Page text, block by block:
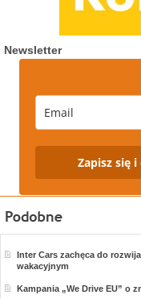
Newsletter
Zapisz się
Inter Cars zachęca do
wakacyjnym
Kampania „We Drive EU” o